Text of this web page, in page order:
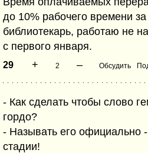
до 10% рабочего времени за
библиотекарь, работаю не
с первого января.
29 + 2 – Обсудить
- Как сделать чтобы слово
гордо?
- Называть его официально
стадии!